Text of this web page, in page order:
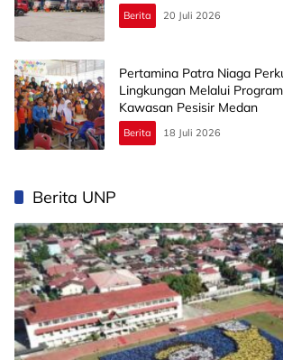
Berita 20 Juli 2026
Pertamina Patra Niaga
Lingkungan Melalui
Kawasan Pesisir Medan
Berita 18 Juli 2026
Berita UNP